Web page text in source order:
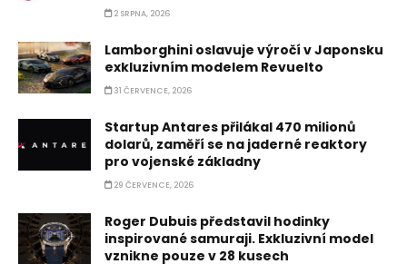
2 SRPNA, 2026
Lamborghini oslavuje výročí v Japonsku
exkluzivním modelem Revuelto
31 ČERVENCE, 2026
Startup Antares přilákal 470 milionů
dolarů, zaměří se na jaderné reaktory
pro vojenské základny
29 ČERVENCE, 2026
Roger Dubuis představil hodinky
inspirované samuraji. Exkluzivní model
vznikne pouze v 28 kusech